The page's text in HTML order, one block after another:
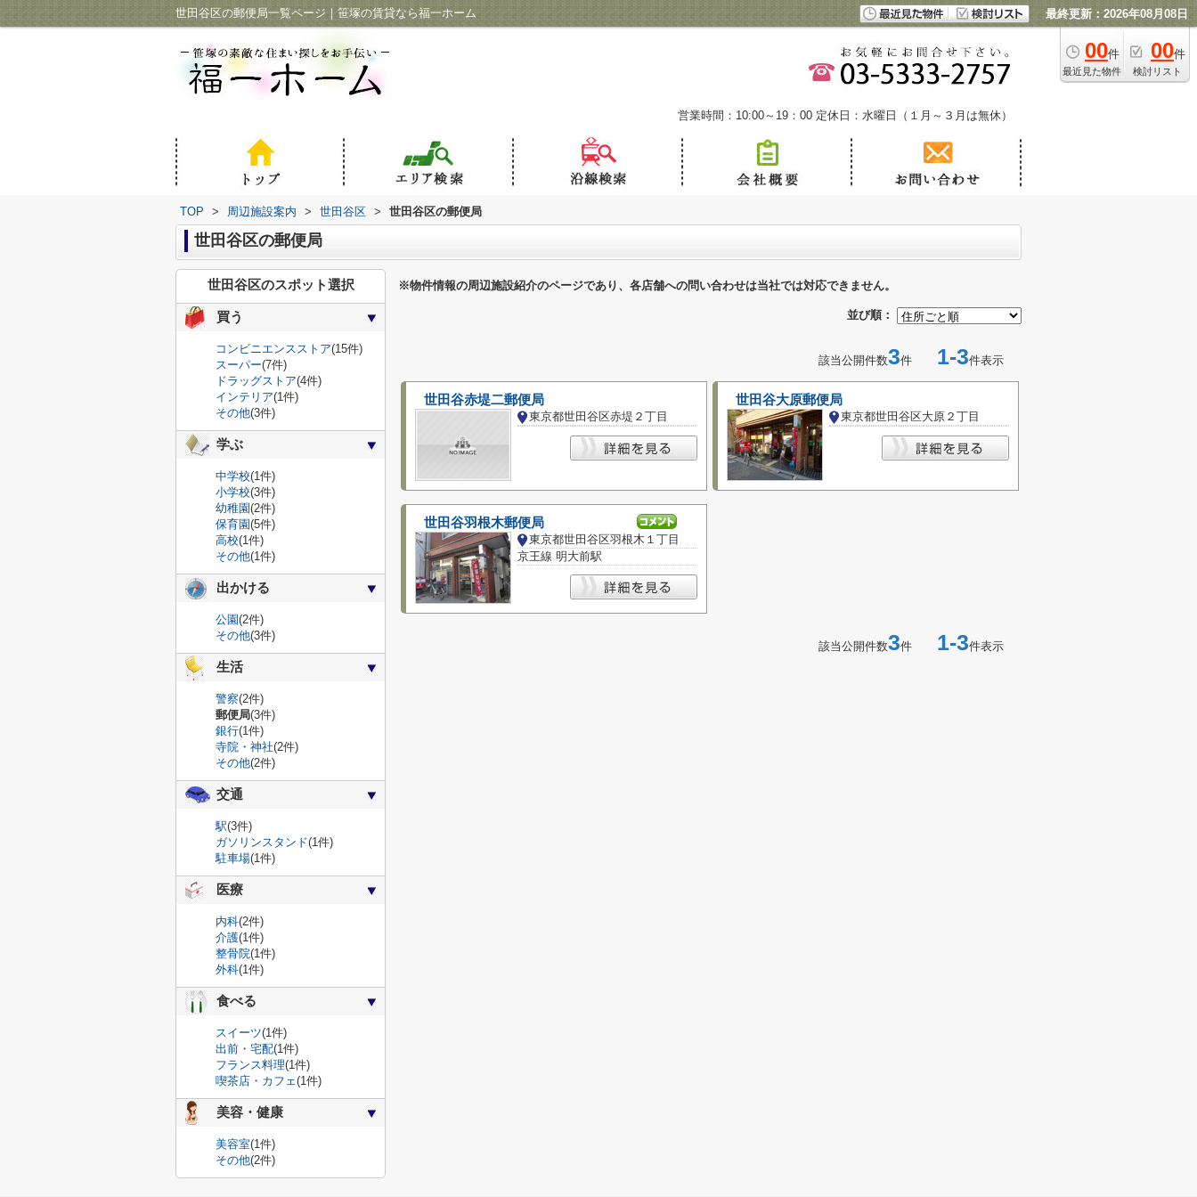
世田谷区の郵便局一覧ページ｜笹塚の賃貸なら福一ホーム 最終更新：2026年08月08日
00件
最近見た物件
00件
検討リスト
営業時間：10:00～19：00 定休日：水曜日（１月～３月は無休）
TOP > 周辺施設案内 > 世田谷区 > 世田谷区の郵便局
世田谷区の郵便局
※物件情報の周辺施設紹介のページであり、各店舗への問い合わせは当社では対応できません。
並び順：
該当公開件数3件 1-3件表示
世田谷赤堤二郵便局
東京都世田谷区赤堤２丁目
世田谷大原郵便局
東京都世田谷区大原２丁目
世田谷羽根木郵便局
東京都世田谷区羽根木１丁目
京王線 明大前駅
該当公開件数3件 1-3件表示
世田谷区のスポット選択
買う
コンビニエンスストア(15件)
スーパー(7件)
ドラッグストア(4件)
インテリア(1件)
その他(3件)
学ぶ
中学校(1件)
小学校(3件)
幼稚園(2件)
保育園(5件)
高校(1件)
その他(1件)
出かける
公園(2件)
その他(3件)
生活
警察(2件)
郵便局(3件)
銀行(1件)
寺院・神社(2件)
その他(2件)
交通
駅(3件)
ガソリンスタンド(1件)
駐車場(1件)
医療
内科(2件)
介護(1件)
整骨院(1件)
外科(1件)
食べる
スイーツ(1件)
出前・宅配(1件)
フランス料理(1件)
喫茶店・カフェ(1件)
美容・健康
美容室(1件)
その他(2件)